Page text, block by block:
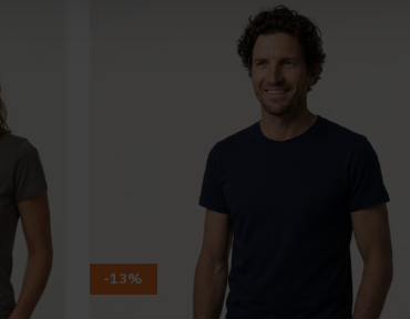
-13%